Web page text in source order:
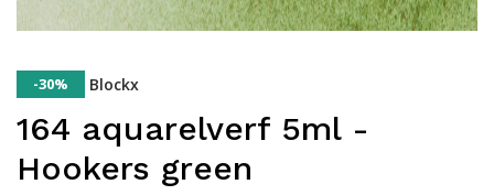
-30% Blockx
164 aquarelverf 5ml -
Hookers green